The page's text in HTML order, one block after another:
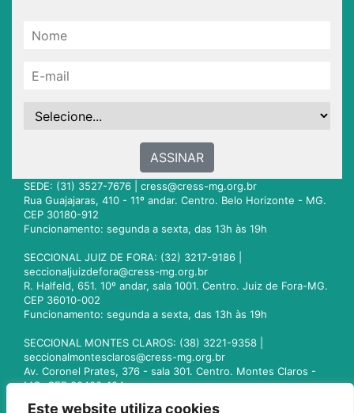
Este website utiliza cookies
ASSINAR
SEDE: (31) 3527-7676 | cress@cress-mg.org.br
Rua Guajajaras, 410 - 11º andar. Centro. Belo Horizonte - MG.
CEP 30180-912
Funcionamento: segunda a sexta, das 13h às 19h
SECCIONAL JUIZ DE FORA: (32) 3217-9186 |
seccionaljuizdefora@cress-mg.org.br
R. Halfeld, 651. 10º andar, sala 1001. Centro. Juiz de Fora-MG.
CEP 36010-002
Funcionamento: segunda a sexta, das 13h às 19h
SECCIONAL MONTES CLAROS: (38) 3221-9358 |
seccionalmontesclaros@cress-mg.org.br
Av. Coronel Prates, 376 - sala 301. Centro. Montes Claros -
MG. CEP 39400-104